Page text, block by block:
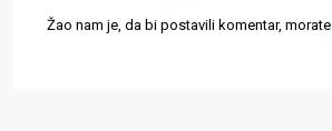
Žao nam je, da bi postavili komentar, morate